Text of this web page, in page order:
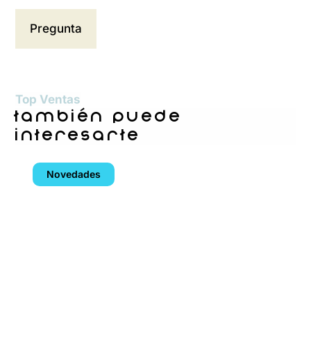
Top Ventas
también puede
interesarte
Novedades